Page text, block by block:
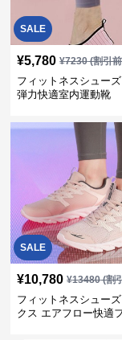
SALE
¥5,780 ¥7230(割引
フィットネスシュー
弾力快適室内運動靴
SALE
¥10,780 ¥13480(割
フィットネスシュー
クス エアフロー快適